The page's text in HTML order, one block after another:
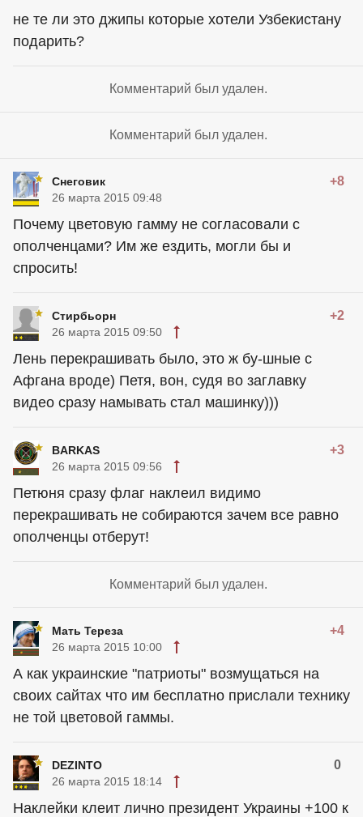
не те ли это джипы которые хотели Узбекистану
подарить?
Комментарий был удален.
Комментарий был удален.
Снеговик +8
26 марта 2015 09:48
Почему цветовую гамму не согласовали с
ополченцами? Им же ездить, могли бы и
спросить!
Стирбьорн +2
26 марта 2015 09:50
Лень перекрашивать было, это ж бу-шные с
Афгана вроде) Петя, вон, судя во заглавку
видео сразу намывать стал машинку)))
BARKAS +3
26 марта 2015 09:56
Петюня сразу флаг наклеил видимо
перекрашивать не собираются зачем все равно
ополченцы отберут!
Комментарий был удален.
Мать Тереза +4
26 марта 2015 10:00
А как украинские "патриоты" возмущаться на
своих сайтах что им бесплатно прислали технику
не той цветовой гаммы.
DEZINTO 0
26 марта 2015 18:14
Наклейки клеит лично президент Украины +100 к